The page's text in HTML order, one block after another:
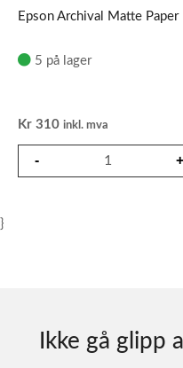
Epson Archival Matte
5 på lager
Kr 310 inkl. mva
}
Ikke gå glipp